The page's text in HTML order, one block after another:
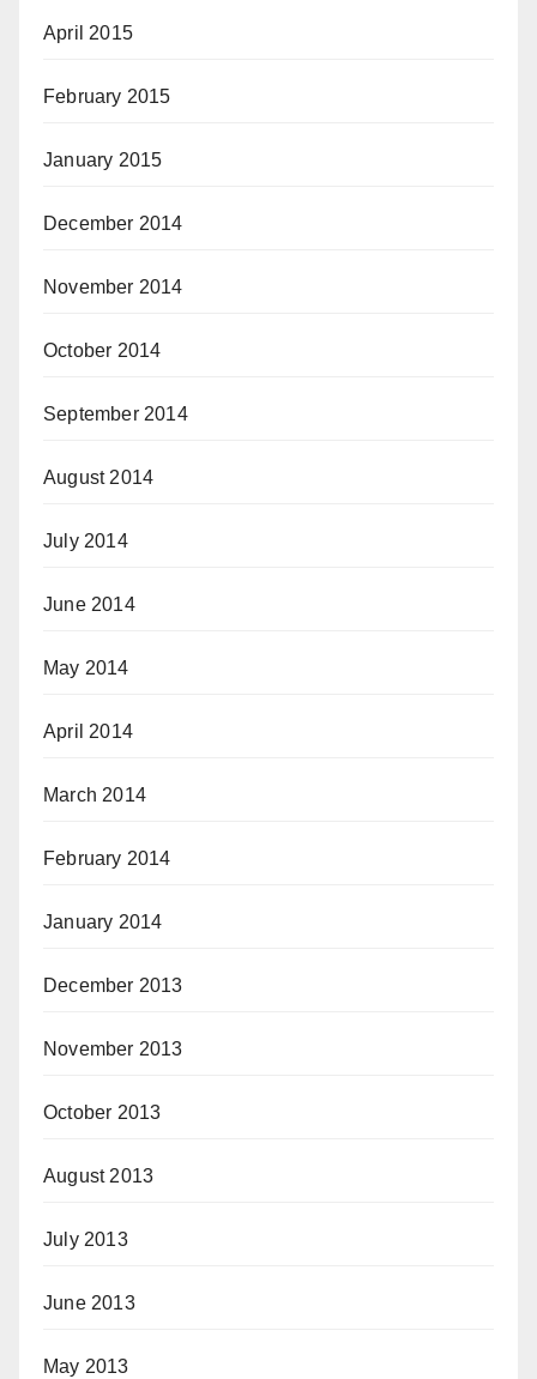
April 2015
February 2015
January 2015
December 2014
November 2014
October 2014
September 2014
August 2014
July 2014
June 2014
May 2014
April 2014
March 2014
February 2014
January 2014
December 2013
November 2013
October 2013
August 2013
July 2013
June 2013
May 2013